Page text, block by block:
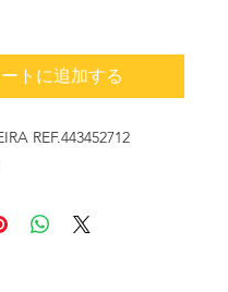
トに追加する
REF.443452712